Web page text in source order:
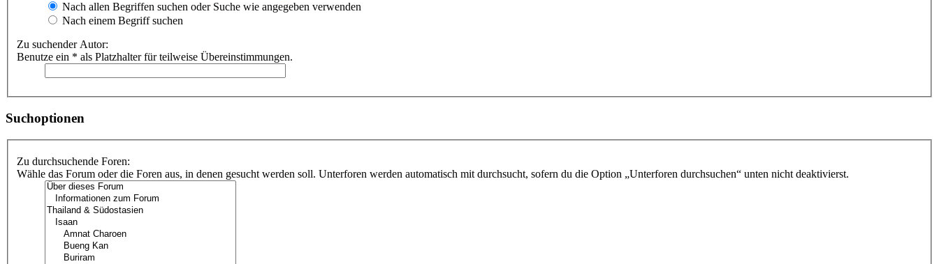
Nach allen Begriffen suchen oder Suche wie angegeben verwenden
Nach einem Begriff suchen
Zu suchender Autor:
Benutze ein * als Platzhalter für teilweise Übereinstimmungen.
Suchoptionen
Zu durchsuchende Foren:
Wähle das Forum oder die Foren aus, in denen gesucht werden soll. Unterforen werden automatisch mit durchsucht, sofern du die Option „Unterforen durchsuchen“ unten nicht deaktivierst.